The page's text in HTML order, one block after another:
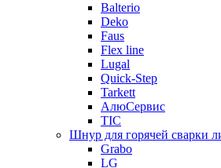
Balterio
Deko
Faus
Flex line
Lugal
Quick-Step
Tarkett
АлюСервис
ТІС
Шнур для горячей сварки
Grabo
LG